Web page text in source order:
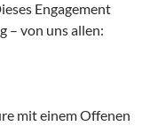
Engagement
– von uns allen:
mit einem Offenen